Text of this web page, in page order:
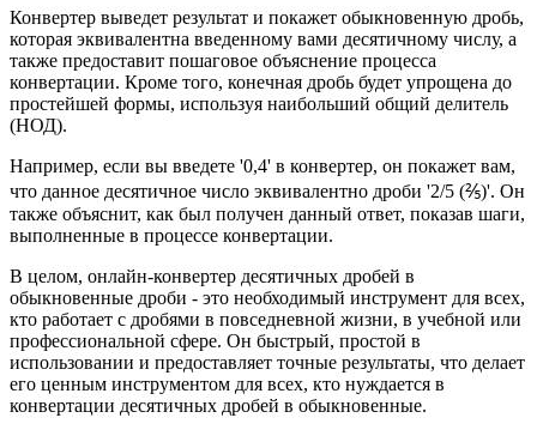
Конвертер выведет результат и покажет обыкновенную дробь,
которая эквивалентна введенному вами десятичному числу, а
также предоставит пошаговое объяснение процесса
конвертации. Кроме того, конечная дробь будет упрощена до
простейшей формы, используя наибольший общий делитель
(НОД).
Например, если вы введете '0,4' в конвертер, он покажет вам,
что данное десятичное число эквивалентно дроби '2/5 (⅖)'. Он
также объяснит, как был получен данный ответ, показав шаги,
выполненные в процессе конвертации.
В целом, онлайн-конвертер десятичных дробей в
обыкновенные дроби - это необходимый инструмент для всех,
кто работает с дробями в повседневной жизни, в учебной или
профессиональной сфере. Он быстрый, простой в
использовании и предоставляет точные результаты, что делает
его ценным инструментом для всех, кто нуждается в
конвертации десятичных дробей в обыкновенные.